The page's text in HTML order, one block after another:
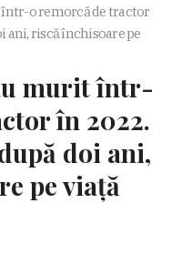
o remorcă de tractor
ani, riscă închisoare pe
murit într-
în 2022.
doi ani,
pe viață